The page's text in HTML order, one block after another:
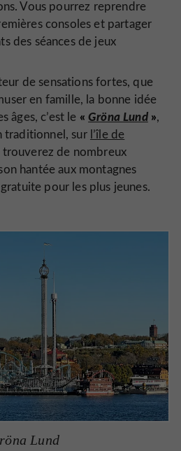
Vous pourrez reprendre
consoles et partager
des séances de jeux
de sensations fortes, que
en famille, la bonne idée
âges, c’est le «Gröna Lund»,
traditionnel, sur l’île de
trouverez de nombreux
hantée aux montagnes
gratuite pour les plus jeunes.
Lund